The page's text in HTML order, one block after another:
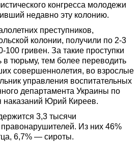
конгресса молодежи
недавно эту колонию.
преступников,
колонии, получили по 2-3
100 гривен. За такие проступки
в тюрьму, тем более переводить
совершеннолетия, во взрослые
управления воспитательных
департамента Украины по
наказаний Юрий Киреев.
3,3 тысячи
Из них 46%
6,7% — сироты.